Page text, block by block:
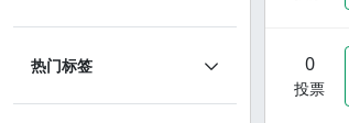
热门标签 0
投票